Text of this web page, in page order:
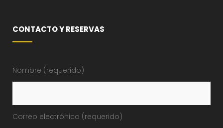
CONTACTO Y RESERVAS
Nombre (requerido)
Correo electrónico (requerido)